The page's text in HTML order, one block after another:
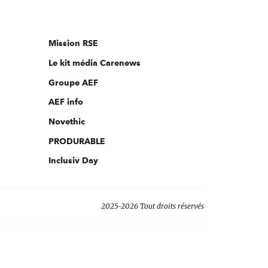
sur:
Mission RSE
Le kit média Carenews
Groupe AEF
AEF info
Novethic
PRODURABLE
Inclusiv Day
2025-2026 Tout droits réservés
Personnalisez vos préférences pour